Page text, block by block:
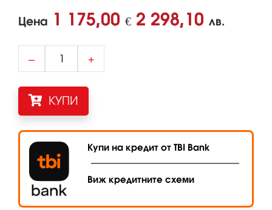
Цена 1 175,00 € 2 298,10 лв.
– +
КУПИ
Купи на кредит от TBI Bank
Виж кредитните схеми